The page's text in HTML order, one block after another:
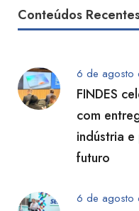
Conteúdos
6 de agosto
FINDES
com
indústria
futuro
6 de agosto